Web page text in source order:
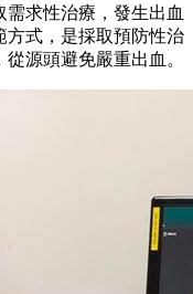
求性治療，發生出血
方式，是採取預防性治
源頭避免嚴重出血。